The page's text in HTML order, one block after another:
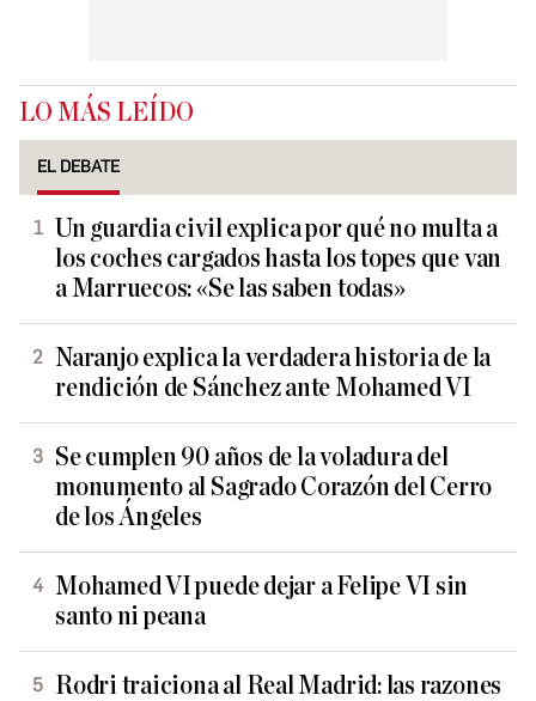
LO MÁS LEÍDO
EL DEBATE
Un guardia civil explica por qué no multa a
los coches cargados hasta los topes que van
a Marruecos: «Se las saben todas»
Naranjo explica la verdadera historia de la
rendición de Sánchez ante Mohamed VI
Se cumplen 90 años de la voladura del
monumento al Sagrado Corazón del Cerro
de los Ángeles
Mohamed VI puede dejar a Felipe VI sin
santo ni peana
Rodri traiciona al Real Madrid: las razones